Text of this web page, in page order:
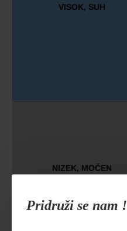
Pridruži se nam !
VISOK, SUH
NIZEK, MOČEN